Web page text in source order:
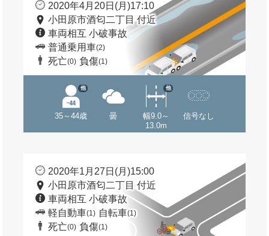
2020年4月20日(月)17:10
小田原市酒匂二丁目 付近
車両相互 小破事故
普通乗用車(2)
死亡(0) 負傷(1)
35～44歳
他
曇
幅9.0～
13.0m
他
信号なし
2020年1月27日(月)15:00
小田原市酒匂二丁目 付近
車両相互 小破事故
軽自動車(1) 自転車(1)
死亡(0) 負傷(1)